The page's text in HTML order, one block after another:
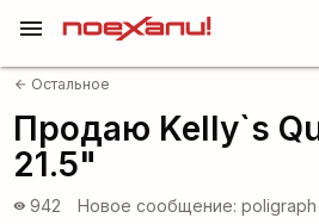
menu
arrow_back Остальное
Продаю Kelly`s
21.5"
visibility 942 Новое сообщение: poligraph